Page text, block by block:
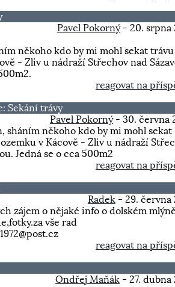
Pavel Pokorný- 20. srpna
někoho kdo by mi mohl sekat
- Zliv u nádraží Střechov nad
reagovat na
Sekání trávy
Pavel Pokorný- 30. června
sháním někoho kdo by mi mohl sekat
v Kácově - Zliv u nádraží
Jedná se o cca 500m2
reagovat na
Radek- 29. června
zájem o nějaké info o dolském
vše rad
reagovat na
Ondřej Maňák- 27. dubna